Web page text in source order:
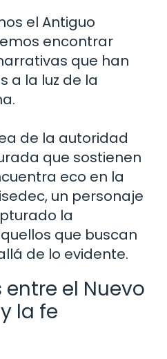
el Antiguo
encontrar
que han
a la luz de la
de la autoridad
que sostienen
eco en la
un personaje
la
que buscan
de lo evidente.
el Nuevo
la fe